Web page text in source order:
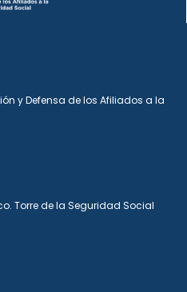
y Defensa de los Afiliados a la
Torre de la Seguridad Social